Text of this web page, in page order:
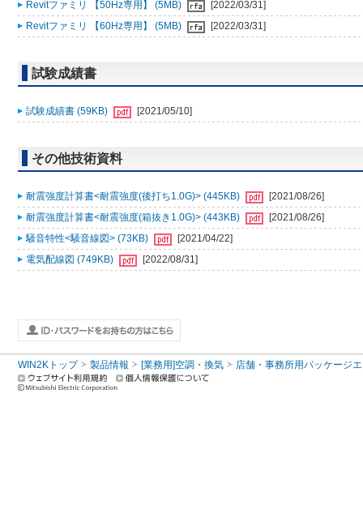
Revitファミリ 【50Hz専用】 (5MB)
[2022/03/31]
Revitファミリ 【60Hz専用】 (5MB)
[2022/03/31]
試験成績書
試験成績書 (59KB) [2021/05/10]
その他技術資料
耐震強度計算書<耐震強度(後打ち1.0G)> (445KB)
[2021/08/26]
耐震強度計算書<耐震強度(箱抜き1.0G)> (443KB)
[2021/08/26]
騒音特性<騒音線図> (73KB)
[2021/04/22]
電気配線図 (749KB)
[2022/08/31]
WIN2Kトップ 製品情報 [業務用]空調・換気 店舗・事務所用パッケージ